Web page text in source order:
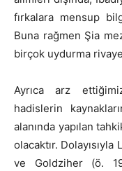
fırkalara mensup
Buna rağmen Şia
birçok uydurma
Ayrıca arz
hadislerin
alanında yapılan
olacaktır.
ve Goldziher (ö.